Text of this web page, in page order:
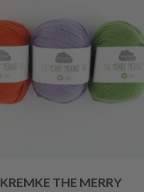
KREMKE THE MERRY